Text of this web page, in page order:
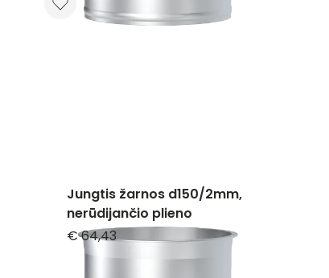
Jungtis žarnos d150/2mm,
nerūdijančio plieno
€ 64,43